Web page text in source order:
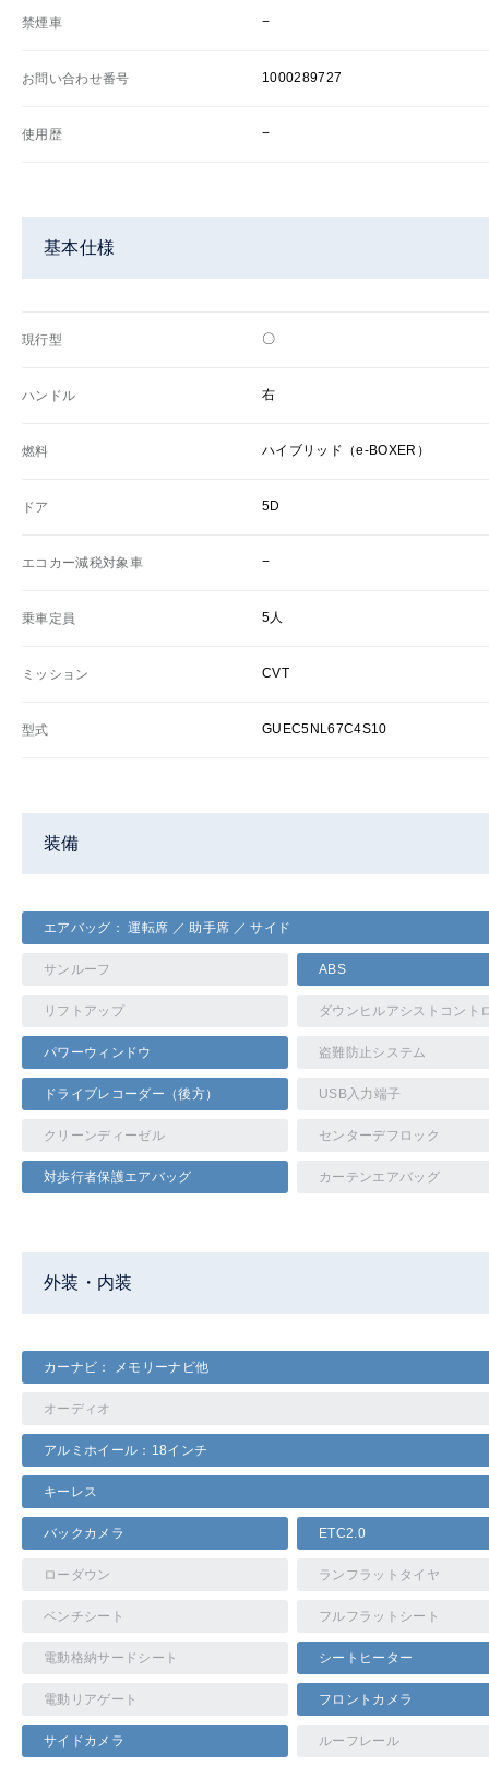
禁煙車 −
お問い合わせ番号 1000289727
使用歴 −
基本仕様
現行型 〇
ハンドル 右
燃料 ハイブリッド（e-BOXER）
ドア 5D
エコカー減税対象車 −
乗車定員 5人
ミッション CVT
型式 GUEC5NL67C4S10
装備
エアバッグ： 運転席 ／ 助手席 ／ サイド
サンルーフ ABS
リフトアップ ダウンヒルアシストコント
パワーウィンドウ 盗難防止システム
ドライブレコーダー（後方） USB入力端子
クリーンディーゼル センターデフロック
対歩行者保護エアバッグ カーテンエアバッグ
外装・内装
カーナビ： メモリーナビ他
オーディオ
アルミホイール：18インチ
キーレス
バックカメラ ETC2.0
ローダウン ランフラットタイヤ
ベンチシート フルフラットシート
電動格納サードシート シートヒーター
電動リアゲート フロントカメラ
サイドカメラ ルーフレール